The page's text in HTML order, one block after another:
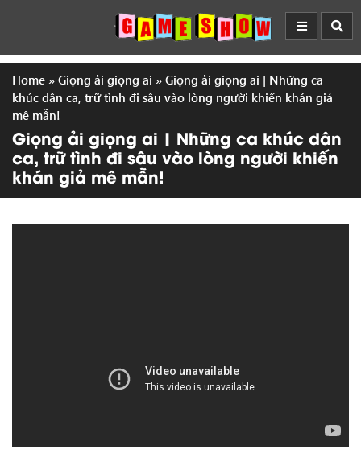
Home » Giọng ải giọng ai » Giọng ải giọng ai | Những ca
khúc dân ca, trữ tình đi sâu vào lòng người khiến khán giả
mê mẫn!
Giọng ải giọng ai | Những ca khúc dân
ca, trữ tình đi sâu vào lòng người khiến
khán giả mê mẫn!